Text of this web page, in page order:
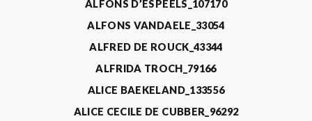
ALFONS D’ESPEELS_107170
ALFONS VANDAELE_33054
ALFRED DE ROUCK_43344
ALFRIDA TROCH_79166
ALICE BAEKELAND_133556
ALICE CECILE DE CUBBER_96292